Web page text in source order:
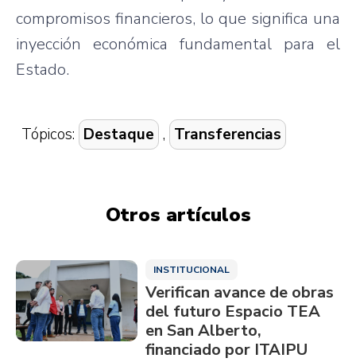
compromisos financieros, lo que significa una
inyección económica fundamental para el
Estado.
Tópicos: Destaque , Transferencias
Otros artículos
INSTITUCIONAL
Verifican avance de obras
del futuro Espacio TEA
en San Alberto,
financiado por ITAIPU